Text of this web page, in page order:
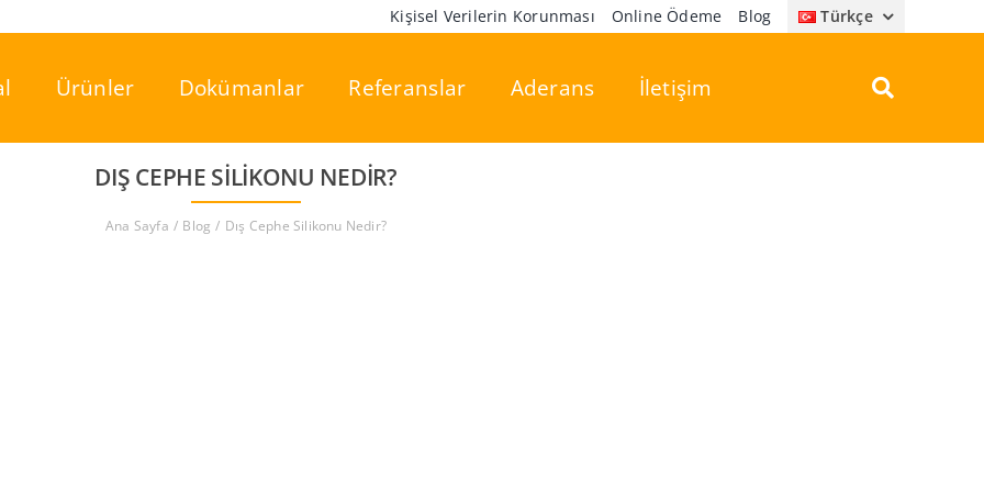
Kişisel Verilerin Korunması Online Ödeme Blog Türkçe
Ürünler Dokümanlar Referanslar Aderans İletişim
DIŞ CEPHE SILIKONU NEDIR?
Ana Sayfa Blog Dış Cephe Silikonu Nedir?